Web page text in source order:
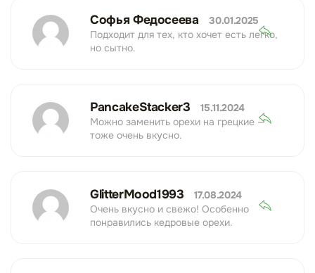
Софья Федосеева
30.01.2025
Подходит для тех, кто хочет есть легко,
но сытно.
PancakeStacker3
15.11.2024
Можно заменить орехи на грецкие —
тоже очень вкусно.
GlitterMood1993
17.08.2024
Очень вкусно и свежо! Особенно
понравились кедровые орехи.